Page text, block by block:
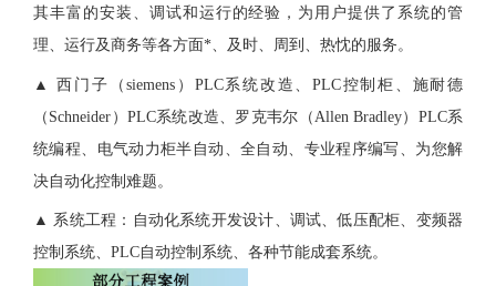
其丰富的安装、调试和运行的经验，为用户提供了系统的管
理、运行及商务等各方面*、及时、周到、热忱的服务。
▲ 西门子（siemens）PLC系统改造、PLC控制柜、施耐德
（Schneider）PLC系统改造、罗克韦尔（Allen Bradley）PLC系
统编程、电气动力柜半自动、全自动、专业程序编写、为您解
决自动化控制难题。
▲ 系统工程：自动化系统开发设计、调试、低压配柜、变频器
控制系统、PLC自动控制系统、各种节能成套系统。